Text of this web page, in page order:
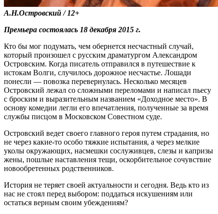
А.Н.Островский / 12+
Премьера состоялась 18 декабря 2015 г.
Кто бы мог подумать, чем обернется несчастный случай,
который произошел с русским драматургом Александром
Островским. Когда писатель отправился в путешествие к
истокам Волги, случилось дорожное несчастье. Лошади
понесли — повозка перевернулась. Несколько месяцев
Островский лежал со сложными переломами и написал пьесу
с броским и выразительным названием «Доходное место». В
основу комедии легли его впечатления, полученные за время
службы писцом в Московском Совестном суде.
Островский ведет своего главного героя путем страдания, но
не через какие-то особо тяжкие испытания, а через мелкие
уколы окружающих, насмешки сослуживцев, слезы и капризы
жены, пошлые наставления тещи, оскорбительное сочувствие
новообретенных родственников.
История не теряет своей актуальности и сегодня. Ведь кто из
нас не стоял перед выбором: поддаться искушениям или
остаться верным своим убеждениям?